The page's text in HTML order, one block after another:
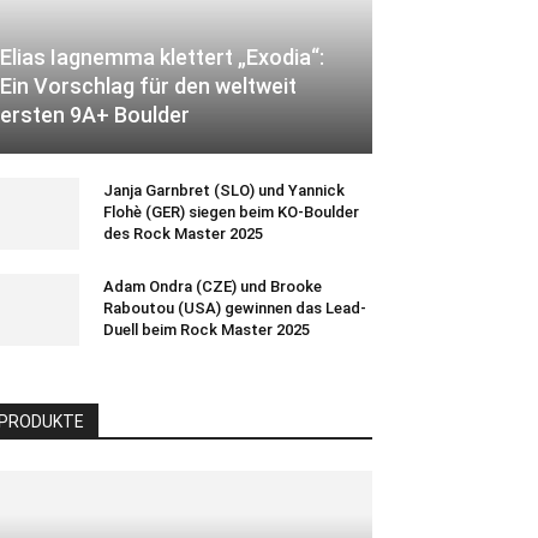
Elias Iagnemma klettert „Exodia“:
Ein Vorschlag für den weltweit
ersten 9A+ Boulder
Janja Garnbret (SLO) und Yannick
Flohè (GER) siegen beim KO-Boulder
des Rock Master 2025
Adam Ondra (CZE) und Brooke
Raboutou (USA) gewinnen das Lead-
Duell beim Rock Master 2025
PRODUKTE